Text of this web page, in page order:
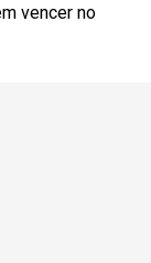
vencer no